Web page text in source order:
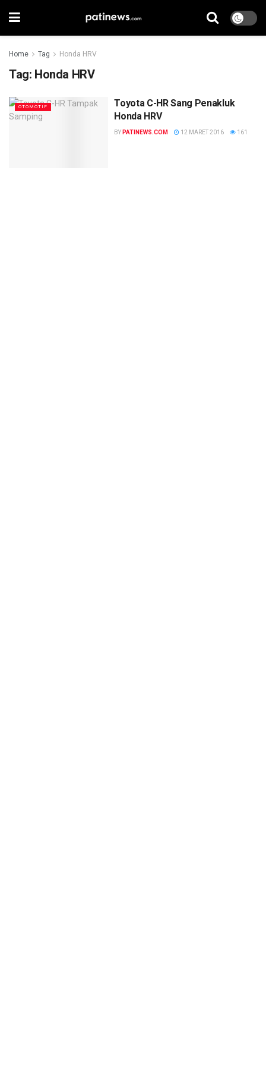
Home Tag Honda HRV
Tag: Honda HRV
OTOMOTIF
Toyota C-HR Sang Penakluk
Honda HRV
BY PATINEWS.COM 12 MARET 2016 161